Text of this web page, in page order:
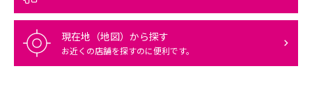
現在地（地図）から探す
お近くの店舗を探すのに便利です。